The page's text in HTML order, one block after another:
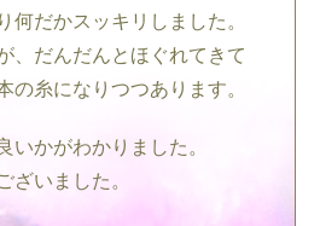
何だかスッキリしました。
、だんだんとほぐれてきて
の糸になりつつあります。
いかがわかりました。
ざいました。